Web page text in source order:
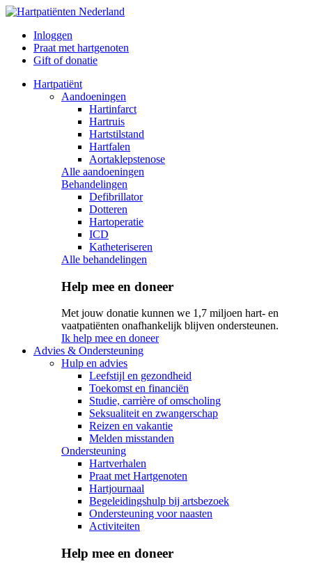
Inloggen
Praat met hartgenoten
Gift of donatie
Hartpatiënt
Aandoeningen
Hartinfarct
Hartruis
Hartstilstand
Hartfalen
Aortaklepstenose
Alle aandoeningen
Behandelingen
Defibrillator
Dotteren
Hartoperatie
ICD
Katheteriseren
Alle behandelingen
Help mee en doneer
Met jouw donatie kunnen we 1,7 miljoen hart- en
vaatpatiënten onafhankelijk blijven ondersteunen.
Ik help mee en doneer
Advies & Ondersteuning
Hulp en advies
Leefstijl en gezondheid
Toekomst en financiën
Studie, carrière of omscholing
Seksualiteit en zwangerschap
Reizen en vakantie
Melden misstanden
Ondersteuning
Hartverhalen
Praat met Hartgenoten
Hartjournaal
Begeleidingshulp bij artsbezoek
Ondersteuning voor naasten
Activiteiten
Help mee en doneer